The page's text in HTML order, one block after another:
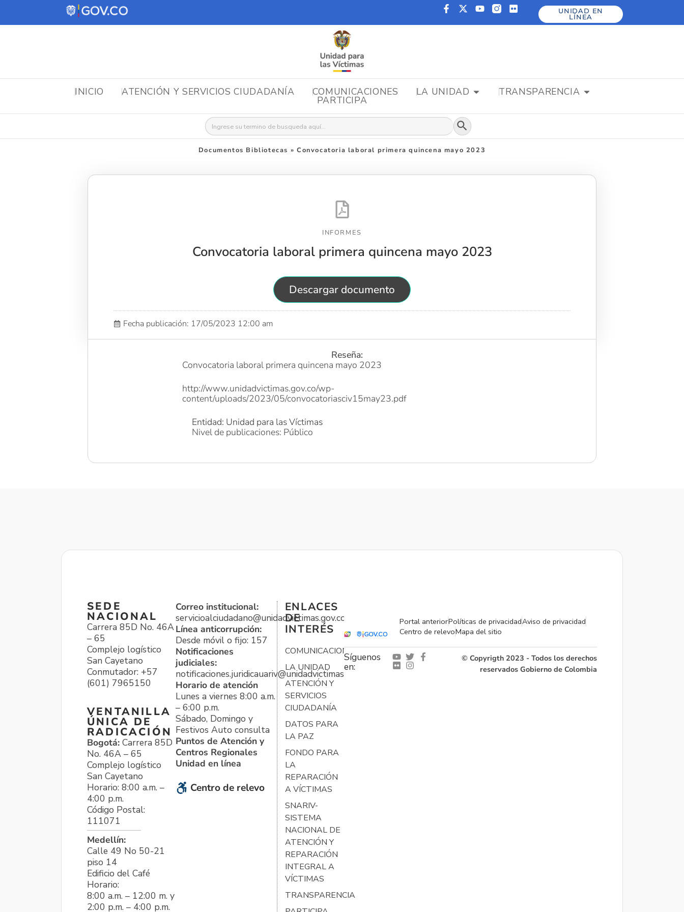
UNIDAD EN
LÍNEA
INICIO ATENCIÓN Y SERVICIOS CIUDADANÍA COMUNICACIONES LA UNIDAD TRANSPARENCIA
PARTICIPA
Buscar: Botón de búsqueda
Documentos Bibliotecas » Convocatoria laboral primera quincena mayo 2023
INFORMES
Convocatoria laboral primera quincena mayo 2023
Descargar documento
Fecha publicación: 17/05/2023 12:00 am
Reseña:
Convocatoria laboral primera quincena mayo 2023
http://www.unidadvictimas.gov.co/wp-
content/uploads/2023/05/convocatoriasciv15may23.pdf
Entidad: Unidad para las Víctimas
Nivel de publicaciones: Público
SEDE
NACIONAL
Carrera 85D No. 46A
– 65
Complejo logístico
San Cayetano
Conmutador: +57
(601) 7965150
VENTANILLA
ÚNICA DE
RADICACIÓN
Bogotá: Carrera 85D
No. 46A – 65
Complejo logístico
San Cayetano
Horario: 8:00 a.m. –
4:00 p.m.
Código Postal:
111071
Medellín:
Calle 49 No 50-21
piso 14
Edificio del Café
Horario:
8:00 a.m. – 12:00 m. y
2:00 p.m. – 4:00 p.m.
Correo institucional:
servicioalciudadano@unidadvictimas.gov.co
Línea anticorrupción:
Desde móvil o fijo: 157
Notificaciones
judiciales:
notificaciones.juridicauariv@unidadvictimas.gov.co
Horario de atención
Lunes a viernes 8:00 a.m.
– 6:00 p.m.
Sábado, Domingo y
Festivos Auto consulta
Puntos de Atención y
Centros Regionales
Unidad en línea
Centro de relevo
ENLACES
DE
INTERÉS
COMUNICACIONES
LA UNIDAD
ATENCIÓN Y
SERVICIOS
CIUDADANÍA
DATOS PARA
LA PAZ
FONDO PARA
LA
REPARACIÓN
A VÍCTIMAS
SNARIV-
SISTEMA
NACIONAL DE
ATENCIÓN Y
REPARACIÓN
INTEGRAL A
VÍCTIMAS
TRANSPARENCIA
Portal anteriorPolíticas de privacidadAviso de privacidad
Centro de relevoMapa del sitio
Síguenos
en:
© Copyrigth 2023 - Todos los derechos
reservados Gobierno de Colombia